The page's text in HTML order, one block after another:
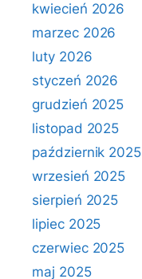
kwiecień 2026
marzec 2026
luty 2026
styczeń 2026
grudzień 2025
listopad 2025
październik 2025
wrzesień 2025
sierpień 2025
lipiec 2025
czerwiec 2025
maj 2025